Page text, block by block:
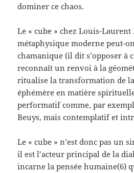
dominer ce chaos.
Le « cube » chez Louis-
métaphysique moderne peut-
chamanique (il dit s’opposer à
reconnaît un renvoi à la
ritualise la transformation de
éphémère en matière
performatif comme, par
Beuys, mais contemplatif et
Le « cube » n’est donc pas un
il est l’acteur principal de la
incarne la pensée humaine(6)